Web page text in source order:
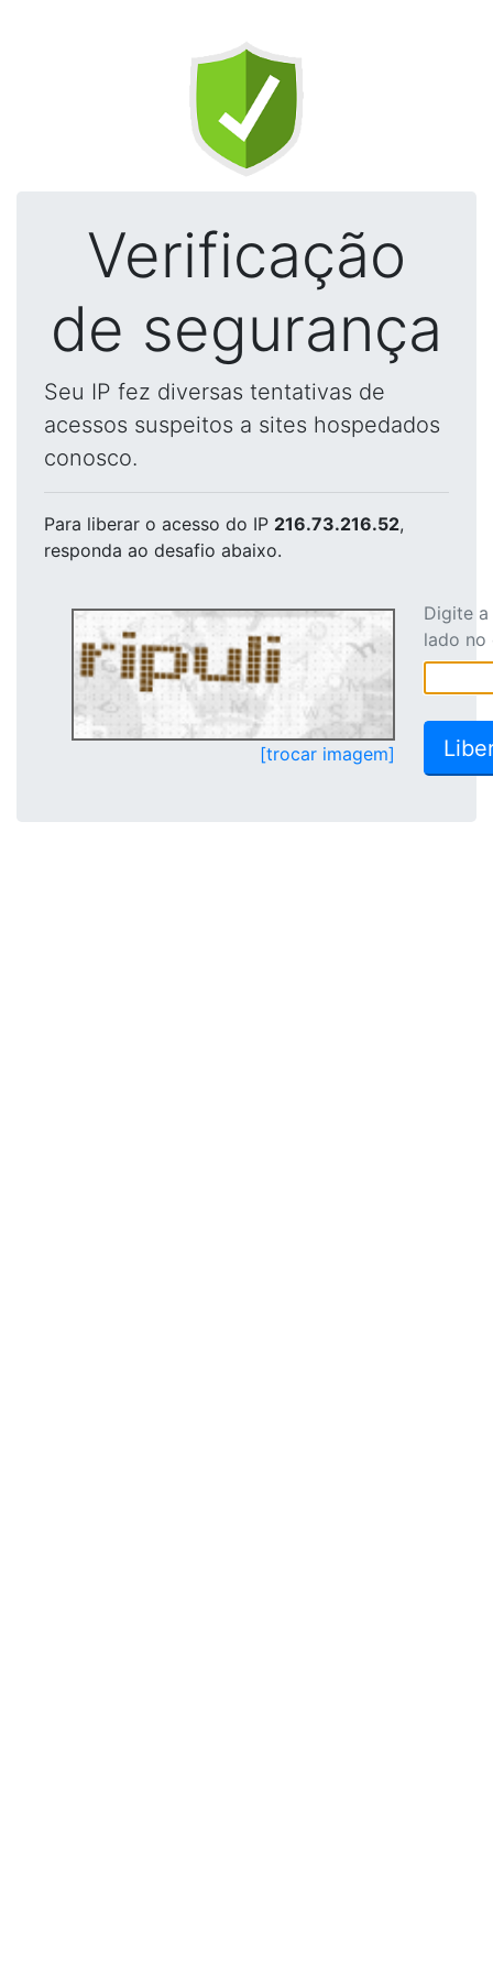
Verificação
de segurança
Seu IP fez diversas tentativas de
acessos suspeitos a sites hospedados
conosco.
Para liberar o acesso do IP 216.73.216.52,
responda ao desafio abaixo.
[trocar imagem]
Digite
lado no